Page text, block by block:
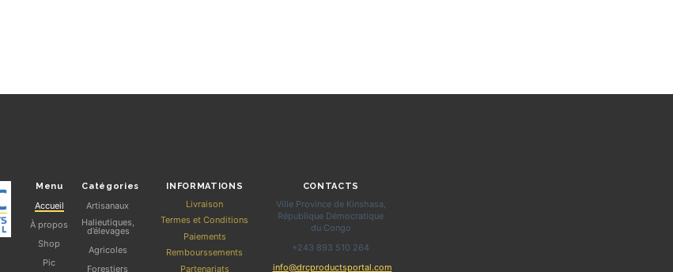
Menu
Accueil
À propos
Shop
Pic
Catégories
Artisanaux
Halieutiques,
d’élevages
Agricoles
Forestiers
INFORMATIONS
Livraison
Termes et Conditions
Paiements
Rembourssements
Partenariats
CONTACTS
Ville Province de Kinshasa,
République Démocratique
du Congo
+243 893 510 264
info@drcproductsportal.com